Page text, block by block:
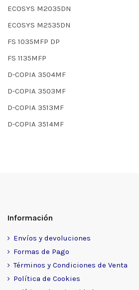
ECOSYS M2035DN
ECOSYS M2535DN
FS 1035MFP DP
FS 1135MFP
D-COPIA 3504MF
D-COPIA 3503MF
D-COPIA 3513MF
D-COPIA 3514MF
Información
Envíos y devoluciones
Formas de Pago
Términos y Condiciones de Venta
Política de Cookies